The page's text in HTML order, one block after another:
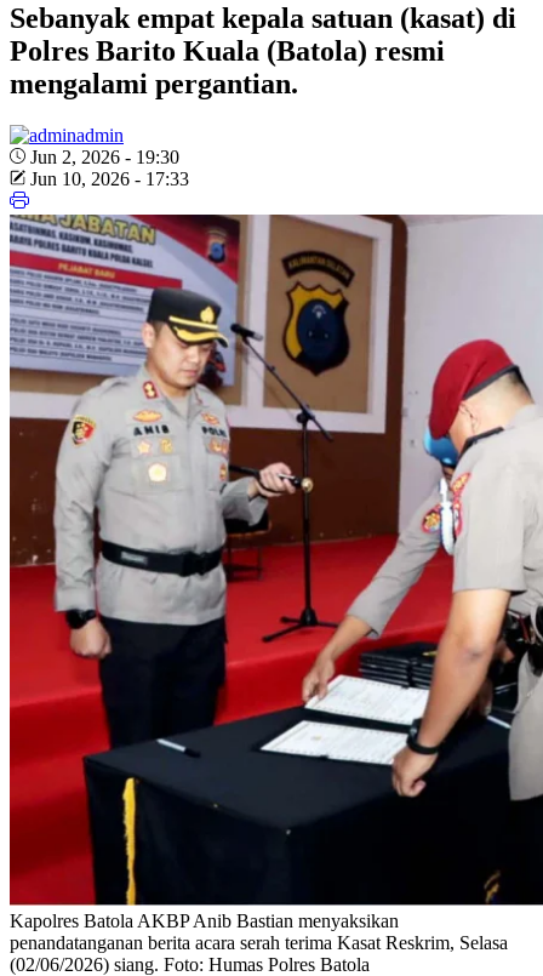
Sebanyak empat kepala satuan (kasat) di
Polres Barito Kuala (Batola) resmi
mengalami pergantian.
admin
Jun 2, 2026 - 19:30
Jun 10, 2026 - 17:33
Kapolres Batola AKBP Anib Bastian menyaksikan
penandatanganan berita acara serah terima Kasat Reskrim, Selasa
(02/06/2026) siang. Foto: Humas Polres Batola